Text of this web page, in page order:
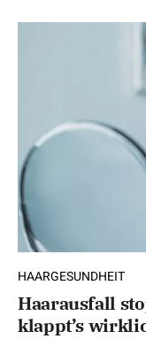
HAARGESUNDHEIT
Haarausfall
klappt’s